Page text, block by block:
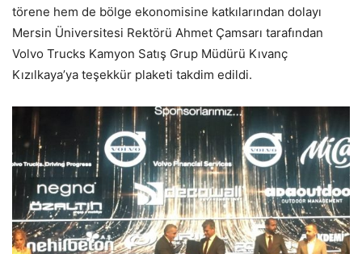
törene hem de bölge ekonomisine katkılarından dolayı
Mersin Üniversitesi Rektörü Ahmet Çamsarı tarafından
Volvo Trucks Kamyon Satış Grup Müdürü Kıvanç
Kızılkaya’ya teşekkür plaketi takdim edildi.